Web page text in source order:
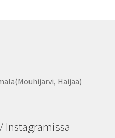
Häijää)
Instagramissa